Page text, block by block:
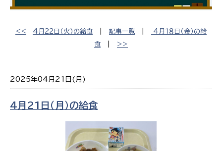
<< 4月22日（火）の給食 記事一覧
4月１８日（金）の給
食
>>
2025年04月21日(月)
4月21日（月）の給食